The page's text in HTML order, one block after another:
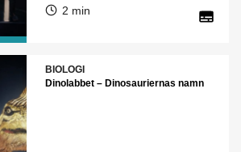
2 min
BIOLOGI
Dinolabbet – Dinosauriernas namn